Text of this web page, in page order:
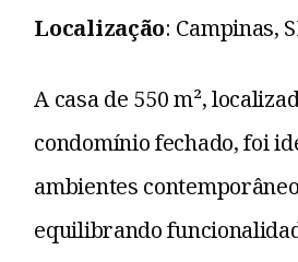
Localização: Campinas,
A casa de 550 m²,
condomínio fechado, foi
ambientes
equilibrando